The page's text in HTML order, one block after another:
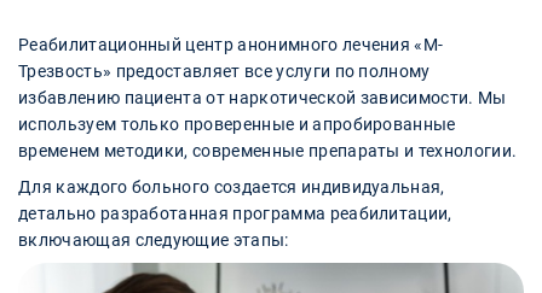
Реабилитационный центр анонимного лечения «М-
Трезвость» предоставляет все услуги по полному
избавлению пациента от наркотической зависимости. Мы
используем только проверенные и апробированные
временем методики, современные препараты и технологии.
Для каждого больного создается индивидуальная,
детально разработанная программа реабилитации,
включающая следующие этапы: